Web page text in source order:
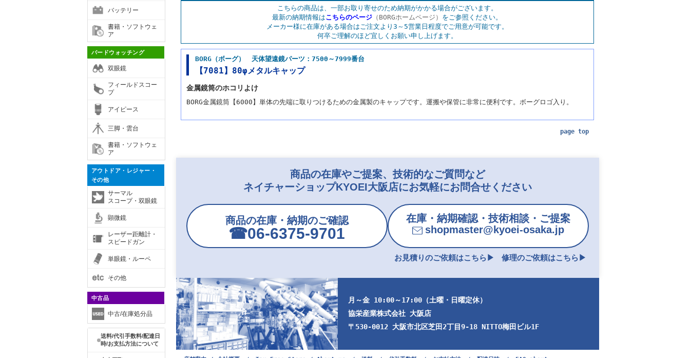
バッテリー
書籍・ソフトウェ
ア
バードウォッチング
双眼鏡
フィールドスコー
プ
アイピース
三脚・雲台
書籍・ソフトウェ
ア
アウトドア・レジャー・
その他
サーマル
スコープ・双眼鏡
顕微鏡
レーザー距離計・
スピードガン
単眼鏡・ルーペ
その他
中古品
中古/在庫処分品
送料/代引手数料/配達日
時/お支払方法について
こちらの商品は、一部お取り寄せのため納期がかかる場合がございます。
最新の納期情報はこちらのページ （BORGホームページ） をご参照ください。
メーカー様に在庫がある場合はご注文より3～5営業日程度でご用意が可能です。
何卒ご理解のほど宜しくお願い申し上げます。
BORG（ボーグ） 天体望遠鏡パーツ：7500～7999番台
【7081】80φメタルキャップ
金属鏡筒のホコリよけ
BORG金属鏡筒【6000】単体の先端に取りつけるための金属製のキャップです。運搬や保管に非常に便利です。ボーグロゴ入り。
page top
商品の在庫やご提案、技術的なご質問など
ネイチャーショップKYOEI大阪店にお気軽にお問合せください
商品の在庫・納期のご確認
☎︎06-6375-9701
在庫・納期確認・技術相談・ご提案
shopmaster@kyoei-osaka.jp
お見積りのご依頼はこちら▶︎ 修理のご依頼はこちら▶︎
月～金 10:00～17:00（土曜・日曜定休）
協栄産業株式会社 大阪店
〒530-0012 大阪市北区芝田2丁目9-18 NITTO梅田ビル1F